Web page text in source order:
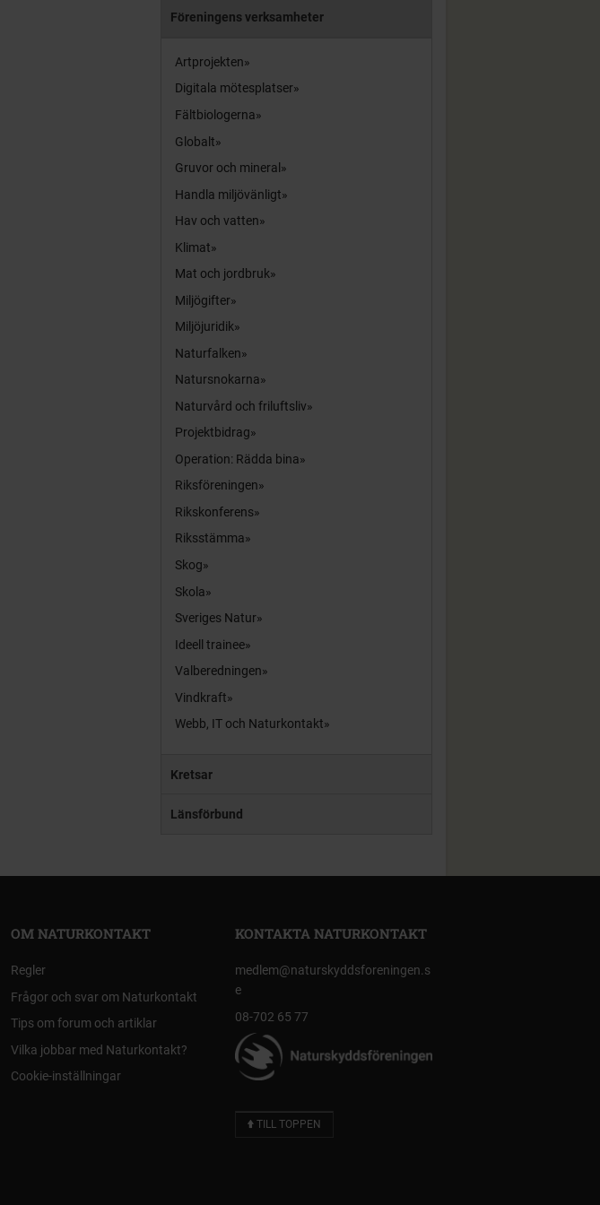
Föreningens verksamheter
Artprojekten
Digitala mötesplatser
Fältbiologerna
Globalt
Gruvor och mineral
Handla miljövänligt
Hav och vatten
Klimat
Mat och jordbruk
Miljögifter
Miljöjuridik
Naturfalken
Natursnokarna
Naturvård och friluftsliv
Projektbidrag
Operation: Rädda bina
Riksföreningen
Rikskonferens
Riksstämma
Skog
Skola
Sveriges Natur
Ideell trainee
Valberedningen
Vindkraft
Webb, IT och Naturkontakt
Kretsar
Länsförbund
OM NATURKONTAKT
Regler
Frågor och svar om Naturkontakt
Tips om forum och artiklar
Vilka jobbar med Naturkontakt?
Cookie-inställningar
KONTAKTA NATURKONTAKT
medlem@naturskyddsforeningen.s
e
08-702 65 77
TILL TOPPEN